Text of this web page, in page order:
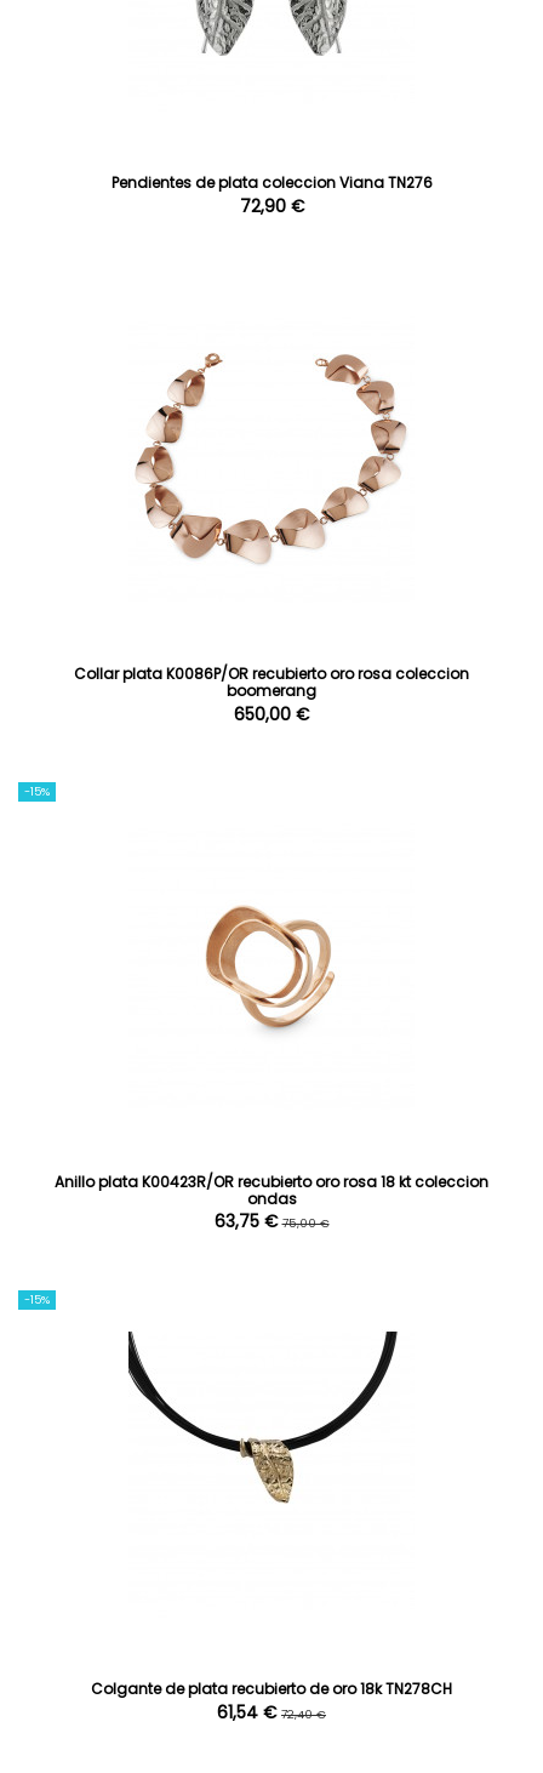
Pendientes de plata coleccion Viana TN276
72,90 €
Collar plata K0086P/OR recubierto oro rosa coleccion
boomerang
650,00 €
-15%
Anillo plata K00423R/OR recubierto oro rosa 18 kt coleccion
ondas
63,75 €75,00 €
-15%
Colgante de plata recubierto de oro 18k TN278CH
61,54 € 72,40 €